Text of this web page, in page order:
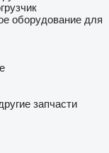
оборудование для
запчасти